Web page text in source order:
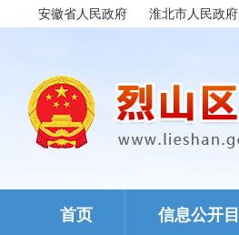
安徽省人民政府 淮北市人民政府
首页 信息公开